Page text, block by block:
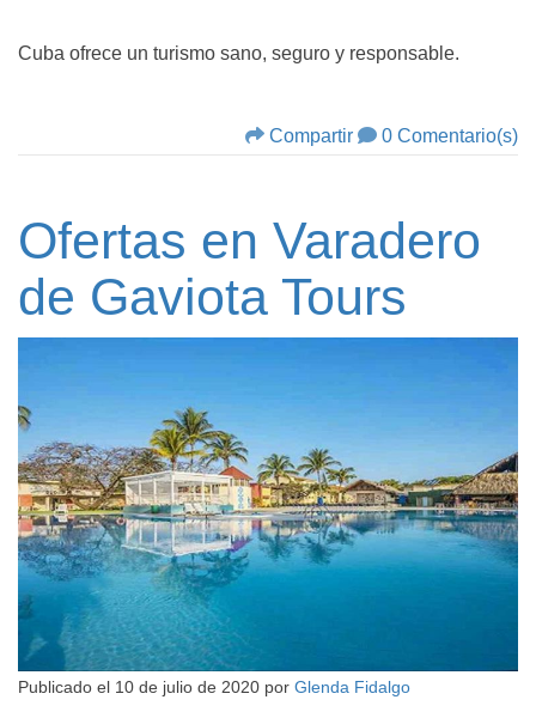
Cuba ofrece un turismo sano, seguro y responsable.
Compartir 0 Comentario(s)
Ofertas en Varadero
de Gaviota Tours
Publicado el 10 de julio de 2020 por Glenda Fidalgo